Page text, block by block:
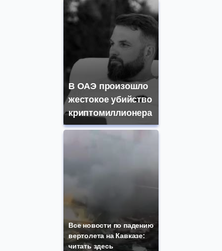
В ОАЭ произошло
жестокое убийство
криптомиллионера
Все новости по падению
вертолета на Кавказе:
читать здесь